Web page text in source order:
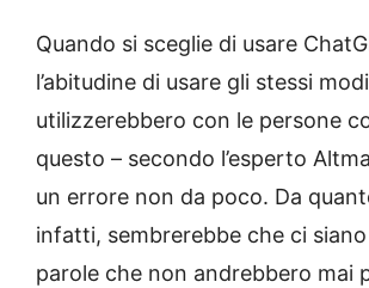
Quando si sceglie di usare
l’abitudine di usare gli stessi
utilizzerebbero con le persone
questo – secondo l’esperto
un errore non da poco. Da
infatti, sembrerebbe che ci
parole che non andrebbero mai